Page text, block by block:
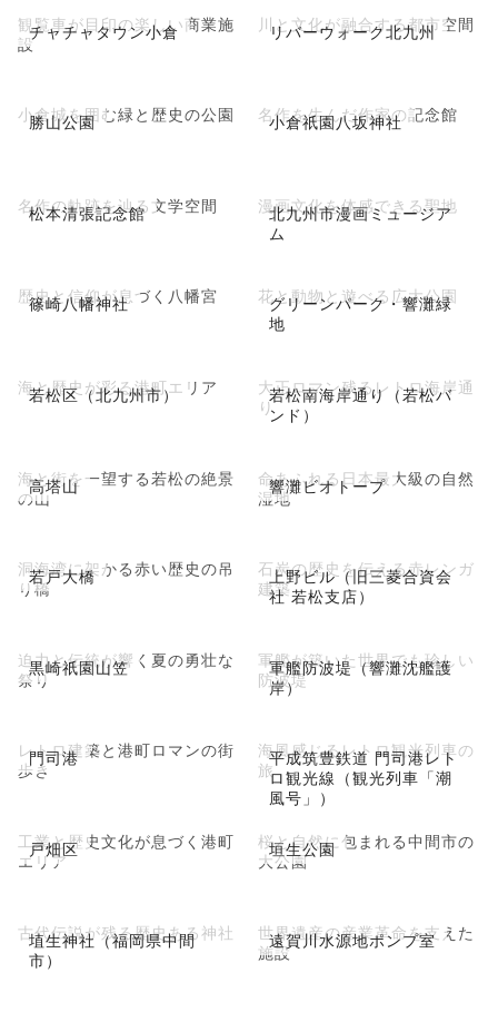
チャチャタウン小倉
観覧車が目印の楽しい商業施
設
リバーウォーク北九州
川と文化が融合する都市空間
勝山公園
小倉城を囲む緑と歴史の公園 小倉祇園八坂神社
名作を生んだ作家の記念館
松本清張記念館
名作の軌跡を辿る文学空間
北九州市漫画ミュージア
ム
漫画文化を体感できる聖地
篠崎八幡神社
歴史と信仰が息づく八幡宮
グリーンパーク・響灘緑
地
花と動物と遊べる広大公園
若松区（北九州市）
海と歴史が彩る港町エリア
若松南海岸通り（若松バ
ンド）
大正ロマン残るレトロ海岸通
り
高塔山
海と街を一望する若松の絶景
の山
響灘ビオトープ
命あふれる日本最大級の自然
湿地
若戸大橋
洞海湾に架かる赤い歴史の吊
り橋
上野ビル（旧三菱合資会
社 若松支店）
石炭の歴史を伝える赤レンガ
建築
黒崎祇園山笠
迫力と伝統が響く夏の勇壮な
祭り
軍艦防波堤（響灘沈艦護
岸）
軍艦が築いた世界でも珍しい
防波堤
門司港
レトロ建築と港町ロマンの街
歩き
平成筑豊鉄道 門司港レト
ロ観光線（観光列車「潮
風号」）
海風感じるレトロ観光列車の
旅
戸畑区
工業と歴史文化が息づく港町
エリア
垣生公園
桜と自然に包まれる中間市の
大公園
埴生神社（福岡県中間
市）
古代伝説が残る歴史ある神社 遠賀川水源地ポンプ室
世界遺産の産業革命を支えた
施設